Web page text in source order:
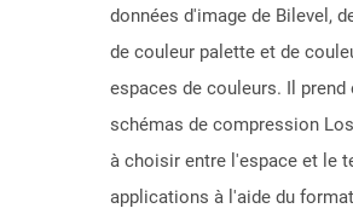
données d'image de Bilevel,
de couleur palette et de
espaces de couleurs. Il prend
schémas de compression
à choisir entre l'espace et le
applications à l'aide du